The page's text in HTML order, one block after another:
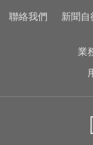
颱
聯絡我們 新聞自
業